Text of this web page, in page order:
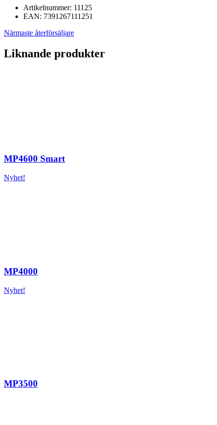
Artikelnummer: 11125
EAN: 7391267111251
Närmaste återförsäljare
Liknande produkter
MP4600 Smart
Nyhet!
MP4000
Nyhet!
MP3500